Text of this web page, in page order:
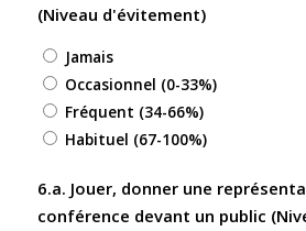
(Niveau d'évitement)
Jamais
Occasionnel (0-33%)
Fréquent (34-66%)
Habituel (67-100%)
6.a. Jouer, donner une
conférence devant un public